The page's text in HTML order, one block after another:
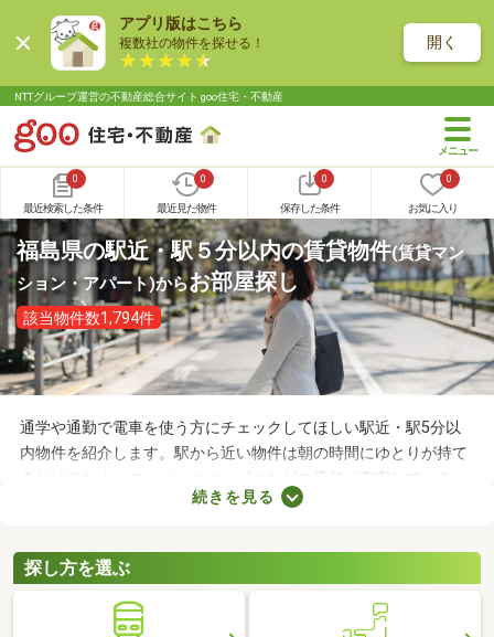
アプリ版はこちら
複数社の物件を探せる！ 開く
NTTグループ運営の不動産総合サイト goo住宅・不動産
0
最近検索した条件
0
最近見た物件
0
保存した条件
0
お気に入り
福島県の駅近・駅５分以内の賃貸物件(賃貸マン
ション・アパート)からお部屋探し
該当物件数1,794件
通学や通勤で電車を使う方にチェックしてほしい駅近・駅5分以
内物件を紹介します。駅から近い物件は朝の時間にゆとりが持て
るだけでなく、スーパーやコンビニなどの店舗が充実しているこ
とも魅力。物件数も多いので、間取りや家賃などから自由に選べ
ょう。
続きを見る
探し方を選ぶ